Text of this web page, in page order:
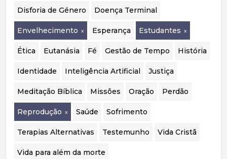
Disforia de Género Doença Terminal
Envelhecimento Esperança Estudantes
Ética Eutanásia Fé Gestão de Tempo História
Identidade Inteligência Artificial Justiça
Meditação Bíblica Missões Oração Perdão
Reprodução Saúde Sofrimento
Terapias Alternativas Testemunho Vida Cristã
Vida para além da morte